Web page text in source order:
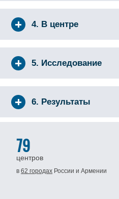
4. В центре
5. Исследование
6. Результаты
79
центров
в62 городах Россиии Армении